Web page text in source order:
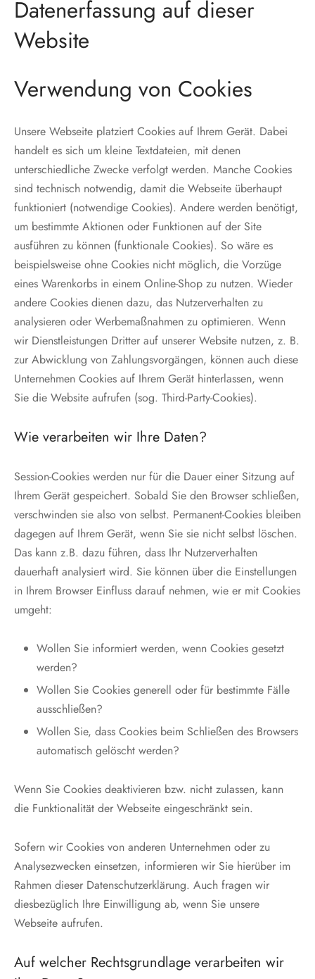
Datenerfassung auf dieser
Website
Verwendung von Cookies
Unsere Webseite platziert Cookies auf Ihrem Gerät. Dabei
handelt es sich um kleine Textdateien, mit denen
unterschiedliche Zwecke verfolgt werden. Manche Cookies
sind technisch notwendig, damit die Webseite überhaupt
funktioniert (notwendige Cookies). Andere werden benötigt,
um bestimmte Aktionen oder Funktionen auf der Site
ausführen zu können (funktionale Cookies). So wäre es
beispielsweise ohne Cookies nicht möglich, die Vorzüge
eines Warenkorbs in einem Online-Shop zu nutzen. Wieder
andere Cookies dienen dazu, das Nutzerverhalten zu
analysieren oder Werbemaßnahmen zu optimieren. Wenn
wir Dienstleistungen Dritter auf unserer Website nutzen, z. B.
zur Abwicklung von Zahlungsvorgängen, können auch diese
Unternehmen Cookies auf Ihrem Gerät hinterlassen, wenn
Sie die Website aufrufen (sog. Third-Party-Cookies).
Wie verarbeiten wir Ihre Daten?
Session-Cookies werden nur für die Dauer einer Sitzung auf
Ihrem Gerät gespeichert. Sobald Sie den Browser schließen,
verschwinden sie also von selbst. Permanent-Cookies bleiben
dagegen auf Ihrem Gerät, wenn Sie sie nicht selbst löschen.
Das kann z.B. dazu führen, dass Ihr Nutzerverhalten
dauerhaft analysiert wird. Sie können über die Einstellungen
in Ihrem Browser Einfluss darauf nehmen, wie er mit Cookies
umgeht:
Wollen Sie informiert werden, wenn Cookies gesetzt
werden?
Wollen Sie Cookies generell oder für bestimmte Fälle
ausschließen?
Wollen Sie, dass Cookies beim Schließen des Browsers
automatisch gelöscht werden?
Wenn Sie Cookies deaktivieren bzw. nicht zulassen, kann
die Funktionalität der Webseite eingeschränkt sein.
Sofern wir Cookies von anderen Unternehmen oder zu
Analysezwecken einsetzen, informieren wir Sie hierüber im
Rahmen dieser Datenschutzerklärung. Auch fragen wir
diesbezüglich Ihre Einwilligung ab, wenn Sie unsere
Webseite aufrufen.
Auf welcher Rechtsgrundlage verarbeiten wir